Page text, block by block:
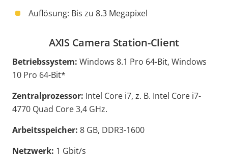
Auflösung: Bis zu 8.3 Megapixel
AXIS Camera Station-Client
Betriebssystem: Windows 8.1 Pro 64-Bit, Windows
10 Pro 64-Bit*
Zentralprozessor: Intel Core i7, z. B. Intel Core i7-
4770 Quad Core 3,4 GHz.
Arbeitsspeicher: 8 GB, DDR3-1600
Netzwerk: 1 Gbit/s